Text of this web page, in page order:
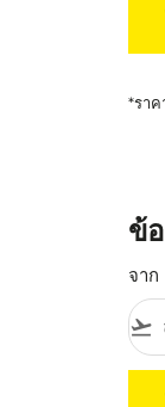
*รา
ข้
จาก
flight_takeoff